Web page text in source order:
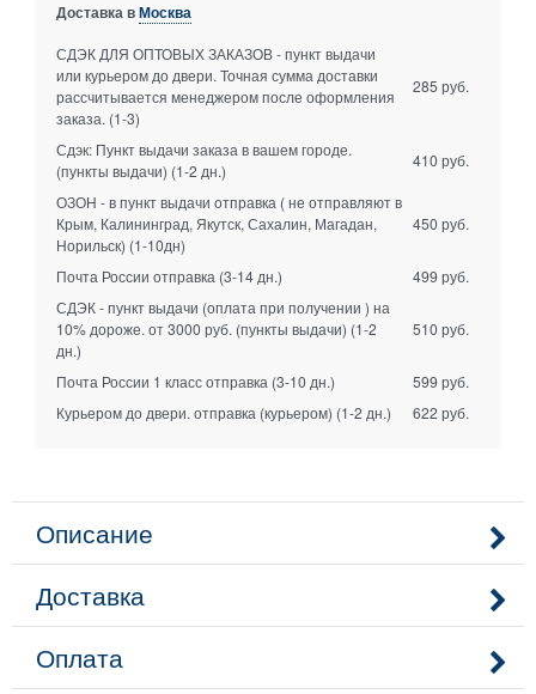
Доставка вМосква
СДЭК ДЛЯ ОПТОВЫХ ЗАКАЗОВ - пункт выдачи
или курьером до двери. Точная сумма доставки
рассчитывается менеджером после оформления
заказа. (1-3)
285 руб.
Сдэк: Пункт выдачи заказа в вашем городе.
(пункты выдачи) (1-2 дн.)
410 руб.
ОЗОН - в пункт выдачи отправка ( не отправляют в
Крым, Калининград, Якутск, Сахалин, Магадан,
Норильск) (1-10дн)
450 руб.
Почта России отправка (3-14 дн.)
499 руб.
СДЭК - пункт выдачи (оплата при получении ) на
10% дороже. от 3000 руб. (пункты выдачи) (1-2
дн.)
510 руб.
Почта России 1 класс отправка (3-10 дн.)
599 руб.
Курьером до двери. отправка (курьером) (1-2 дн.) 622 руб.
Описание
Доставка
Оплата